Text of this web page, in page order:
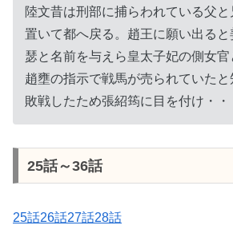
陸文昔は刑部に捕らわれている父
置いて都へ戻る。趙王に願い出る
瑟と名前を与えら皇太子妃の側女
趙壅の指示で戦馬が売られていた
敗戦したため張紹筠に目を付け・・
25話～36話
25話26話27話28話